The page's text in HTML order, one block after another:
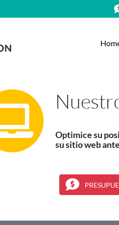
Optimice su
su sitio web